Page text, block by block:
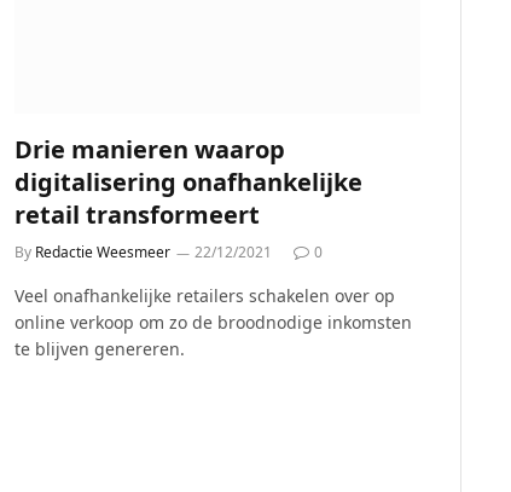
Drie manieren waarop
digitalisering onafhankelijke
retail transformeert
By Redactie Weesmeer 22/12/2021 0
Veel onafhankelijke retailers schakelen over op
online verkoop om zo de broodnodige inkomsten
te blijven genereren.